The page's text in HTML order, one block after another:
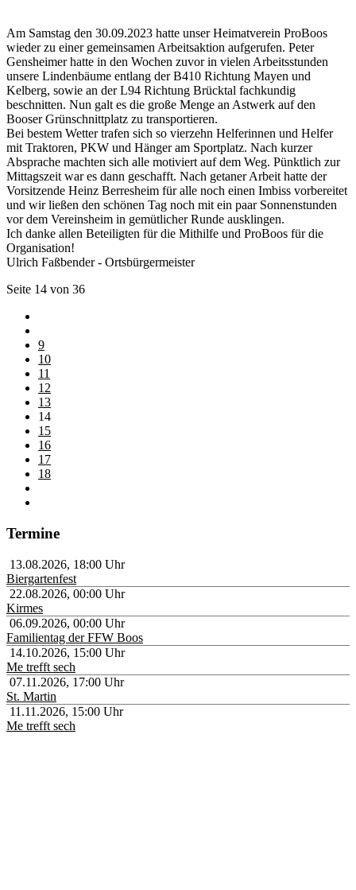
Am Samstag den 30.09.2023 hatte unser Heimatverein ProBoos
wieder zu einer gemeinsamen Arbeitsaktion aufgerufen. Peter
Gensheimer hatte in den Wochen zuvor in vielen Arbeitsstunden
unsere Lindenbäume entlang der B410 Richtung Mayen und
Kelberg, sowie an der L94 Richtung Brücktal fachkundig
beschnitten. Nun galt es die große Menge an Astwerk auf den
Booser Grünschnittplatz zu transportieren.
Bei bestem Wetter trafen sich so vierzehn Helferinnen und Helfer
mit Traktoren, PKW und Hänger am Sportplatz. Nach kurzer
Absprache machten sich alle motiviert auf dem Weg. Pünktlich zur
Mittagszeit war es dann geschafft. Nach getaner Arbeit hatte der
Vorsitzende Heinz Berresheim für alle noch einen Imbiss vorbereitet
und wir ließen den schönen Tag noch mit ein paar Sonnenstunden
vor dem Vereinsheim in gemütlicher Runde ausklingen.
Ich danke allen Beteiligten für die Mithilfe und ProBoos für die
Organisation!
Ulrich Faßbender - Ortsbürgermeister
Seite 14 von 36
9
10
11
12
13
14
15
16
17
18
Termine
13.08.2026, 18:00 Uhr
Biergartenfest
22.08.2026, 00:00 Uhr
Kirmes
06.09.2026, 00:00 Uhr
Familientag der FFW Boos
14.10.2026, 15:00 Uhr
Me trefft sech
07.11.2026, 17:00 Uhr
St. Martin
11.11.2026, 15:00 Uhr
Me trefft sech